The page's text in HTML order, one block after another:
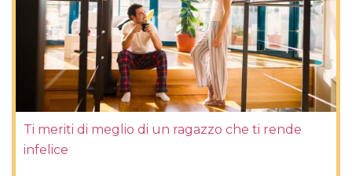
Ti meriti di meglio di un ragazzo che ti rende
infelice